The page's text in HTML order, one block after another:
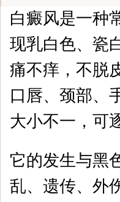
白癜风是一种
现乳白色、瓷
痛不痒，不脱
口唇、颈部、
大小不一，可
它的发生与黑
乱、遗传、外